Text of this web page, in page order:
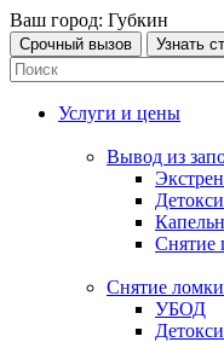
Ваш город: Губкин
Срочный вызов Узнать
Услуги и цены
Вывод из
Снятие
Снятие ломки
УБОД